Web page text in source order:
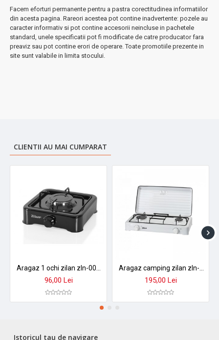
★ Siguranță maximă:Sistemul avansat de protecție și oprirea
automată îți oferă liniște completă în bucătărie.
Notă importantă:Compatibilă cu vase cu bază magnetică. Nu
funcționează cu vase din inox, aluminiu, cupru, sticlă sau lut fără
Facem eforturi permanente pentru a pastra corectitudinea informatiilor
din acesta pagina. Rareori acestea pot contine inadvertente: pozele au
caracter informativ si pot contine accesorii neincluse in pachetele
standard, unele specificatii pot fi modificate de catre producator fara
preaviz sau pot contine erori de operare. Toate promotiile prezente in
site sunt valabile in limita stocului.
CLIENTII AU MAI CUMPARAT
96,00 Lei 195,00 Lei
Istoricul tau de navigare